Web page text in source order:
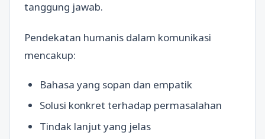
tanggung jawab.
Pendekatan humanis dalam komunikasi
mencakup:
Bahasa yang sopan dan empatik
Solusi konkret terhadap permasalahan
Tindak lanjut yang jelas